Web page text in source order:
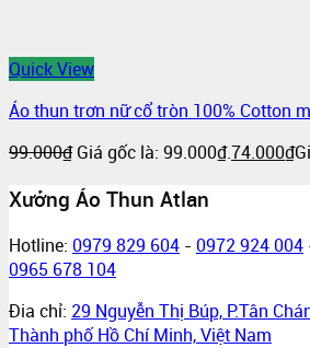
Quick View
Áo thun trơn nữ cổ tròn 100% Cotton
99.000₫ Giá gốc là: 99.000₫.74.000₫
Xưởng Áo Thun Atlan
Hotline: 0979 829 604 - 0972 924 004
0965 678 104
Đia chỉ: 29 Nguyễn Thị Búp, P.Tân
Thành phố Hồ Chí Minh, Việt Nam